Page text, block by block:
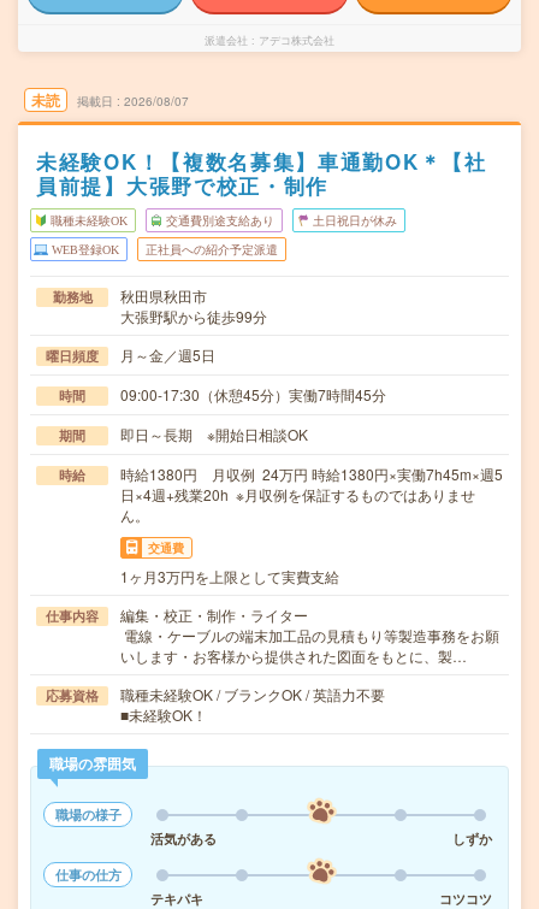
派遣会社 アデコ株式会社
未読 掲載日 2026/08/07
未経験OK！【複数名募集】車通勤OK＊【社
員前提】大張野で校正・制作
職種未経験OK 交通費別途支給あり 土日祝日が休み
WEB登録OK 正社員への紹介予定派遣
勤務地
秋田県秋田市
大張野駅から徒歩99分
曜日頻度 月～金／週5日
時間 09:00-17:30（休憩45分）実働7時間45分
期間 即日～長期 ※開始日相談OK
時給
時給1380円 月収例 24万円 時給1380円×実働7h45m×週5
日×4週+残業20h ※月収例を保証するものではありませ
ん。
交通費
1ヶ月3万円を上限として実費支給
仕事内容
編集・校正・制作・ライター
電線・ケーブルの端末加工品の見積もり等製造事務をお願
いします・お客様から提供された図面をもとに、製…
応募資格
職種未経験OK / ブランクOK / 英語力不要
■未経験OK！
職場の雰囲気
職場の様子
活気がある
しずか
仕事の仕方
テキパキ
コツコツ